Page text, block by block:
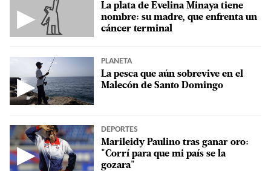
▶
La plata de Evelina Minaya tiene
nombre: su madre, que enfrenta un
cáncer terminal
▶
PLANETA
La pesca que aún sobrevive en el
Malecón de Santo Domingo
▶
DEPORTES
Marileidy Paulino tras ganar oro:
"Corrí para que mi país se la
gozara"